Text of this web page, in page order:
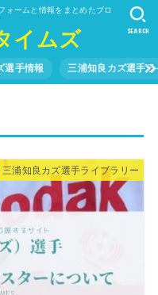
ォームと情報をまとめたブロ
イムズ
選手情報 三浦知良カズ選手
SEARCH
三浦知良カズ選手ライブラリー